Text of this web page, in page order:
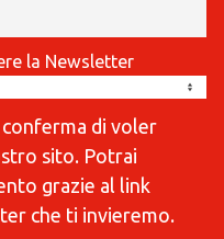
la Newsletter
conferma di voler
sito. Potrai
grazie al link
che ti invieremo.